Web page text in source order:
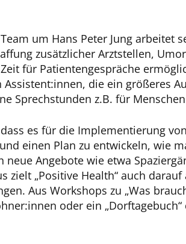
um Hans Peter Jung arbeitet
zusätzlicher Arztstellen,
für Patientengespräche
die ein größeres
Sprechstunden z.B. für
es für die Implementierung
einen Plan zu entwickeln, wie
Angebote wie etwa
„Positive Health“ auch
Aus Workshops zu „Was
oder ein